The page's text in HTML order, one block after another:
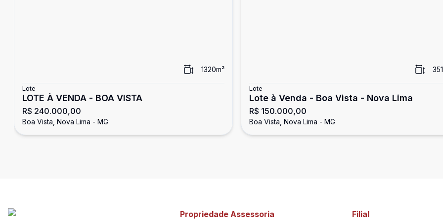
1320m²
Lote
LOTE À VENDA - BOA VISTA
R$ 240.000,00
Boa Vista, Nova Lima - MG
351
Lote
Lote à Venda - Boa Vista - Nova Lima
R$ 150.000,00
Boa Vista, Nova Lima - MG
Propriedade Assessoria Filial